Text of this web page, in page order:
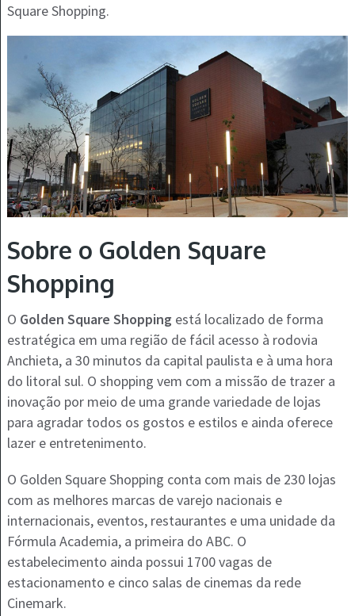
Square Shopping.
Sobre o Golden Square
Shopping
O Golden Square Shopping está localizado de forma
estratégica em uma região de fácil acesso à rodovia
Anchieta, a 30 minutos da capital paulista e à uma hora
do litoral sul. O shopping vem com a missão de trazer a
inovação por meio de uma grande variedade de lojas
para agradar todos os gostos e estilos e ainda oferece
lazer e entretenimento.
O Golden Square Shopping conta com mais de 230 lojas
com as melhores marcas de varejo nacionais e
internacionais, eventos, restaurantes e uma unidade da
Fórmula Academia, a primeira do ABC. O
estabelecimento ainda possui 1700 vagas de
estacionamento e cinco salas de cinemas da rede
Cinemark.